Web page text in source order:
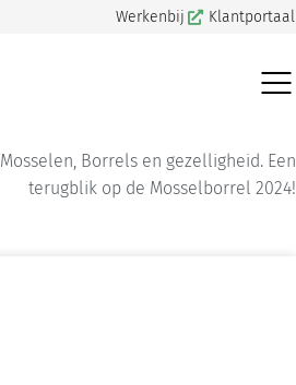
Werkenbij Klantportaal
Mosselen, Borrels en gezelligheid. Een
terugblik op de Mosselborrel 2024!